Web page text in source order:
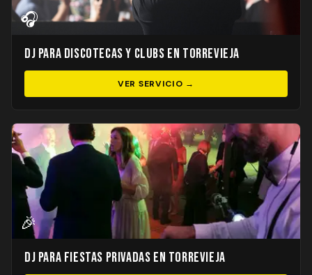
🎧
DJ para Discotecas y Clubs en Torrevieja
VER SERVICIO →
🎉
DJ para Fiestas Privadas en Torrevieja